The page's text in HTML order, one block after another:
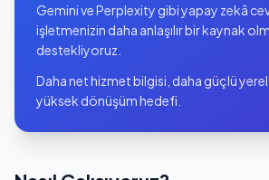
Gemini ve Perplexity gibi yapay zekâ
işletmenizin daha anlaşılır bir kaynak
destekliyoruz.
Daha net hizmet bilgisi, daha güçlü
yüksek dönüşüm hedefi.